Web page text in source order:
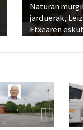
Naturan
jarduerak,
Etxearen